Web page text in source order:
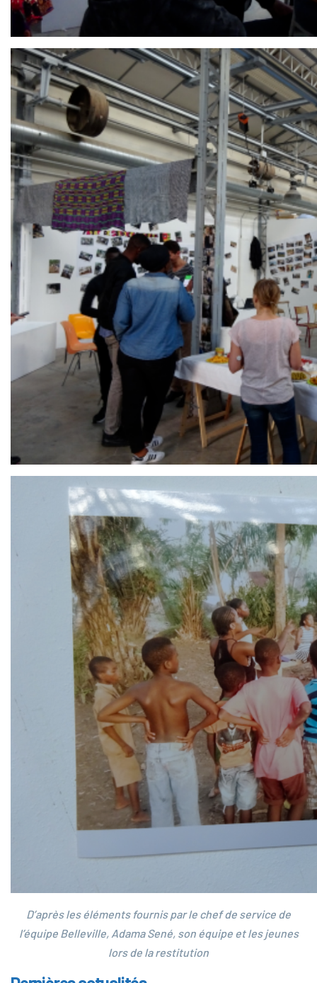
D’après les éléments fournis par le chef de service de
l’équipe Belleville, Adama Sené, son équipe et les jeunes
lors de la restitution